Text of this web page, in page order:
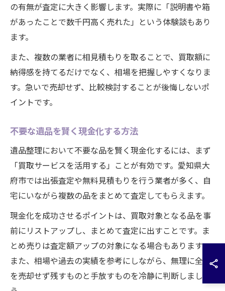
の有無が査定に大きく影響します。実際に「説明書や箱
があったことで数千円高く売れた」という体験談もあり
ます。
また、複数の業者に相見積もりを取ることで、買取額に
納得感を持てるだけでなく、相場を把握しやすくなりま
す。急いで売却せず、比較検討することが後悔しないポ
イントです。
不要な遺品を賢く現金化する方法
遺品整理において不要な品を賢く現金化するには、まず
「買取サービスを活用する」ことが有効です。愛知県大
府市では出張査定や無料見積もりを行う業者が多く、自
宅にいながら複数の品をまとめて査定してもらえます。
現金化を成功させるポイントは、買取対象となる品を事
前にリストアップし、まとめて査定に出すことです。ま
とめ売りは査定額アップの対象になる場合もあります。
また、相場や過去の実績を参考にしながら、無理に全て
を売却せず残すものと手放すものを冷静に判断しましょ